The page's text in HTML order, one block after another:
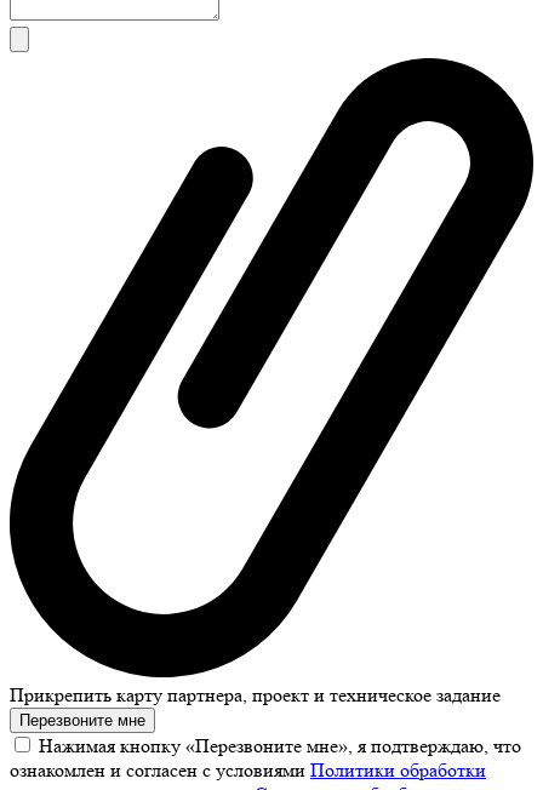
Прикрепить карту партнера, проект и техническое задание
Перезвоните мне
Нажимая кнопку «Перезвоните мне», я подтверждаю, что
ознакомлен и согласен с условиями Политики обработки